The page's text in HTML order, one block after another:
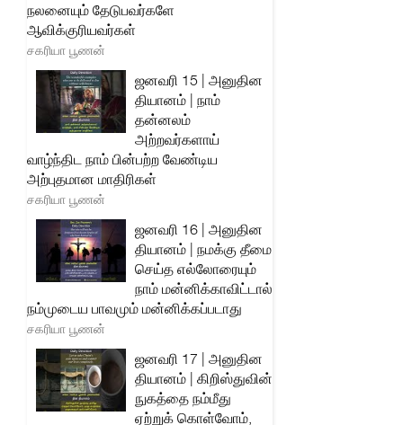
நலனையும் தேடுபவர்களே
ஆவிக்குரியவர்கள்
சகரியா பூணன்
ஜனவரி 15 | அனுதின
தியானம் | நாம்
தன்னலம்
அற்றவர்களாய்
வாழ்ந்திட நாம் பின்பற்ற வேண்டிய
அற்புதமான மாதிரிகள்
சகரியா பூணன்
ஜனவரி 16 | அனுதின
தியானம் | நமக்கு தீமை
செய்த எல்லோரையும்
நாம் மன்னிக்காவிட்டால்
நம்முடைய பாவமும் மன்னிக்கப்படாது
சகரியா பூணன்
ஜனவரி 17 | அனுதின
தியானம் | கிறிஸ்துவின்
நுகத்தை நம்மீது
ஏற்றுக் கொள்வோம்,